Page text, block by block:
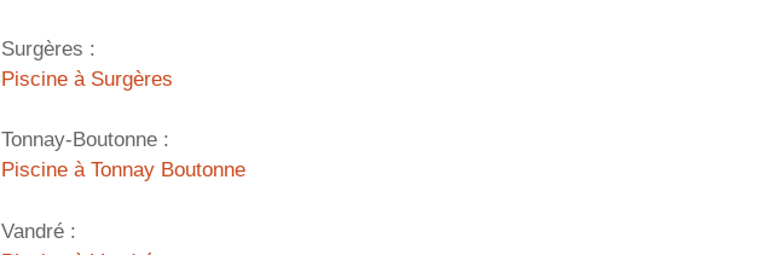
Surgères :
Piscine à Surgères
Tonnay-Boutonne :
Piscine à Tonnay Boutonne
Vandré :